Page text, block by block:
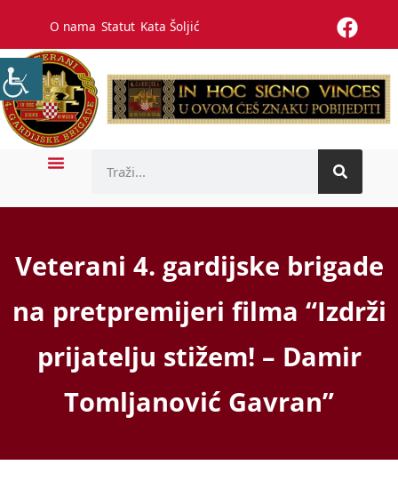
O nama Statut Kata Šoljić
Veterani 4. gardijske brigade
na pretpremijeri filma “Izdrži
prijatelju stižem! – Damir
Tomljanović Gavran”